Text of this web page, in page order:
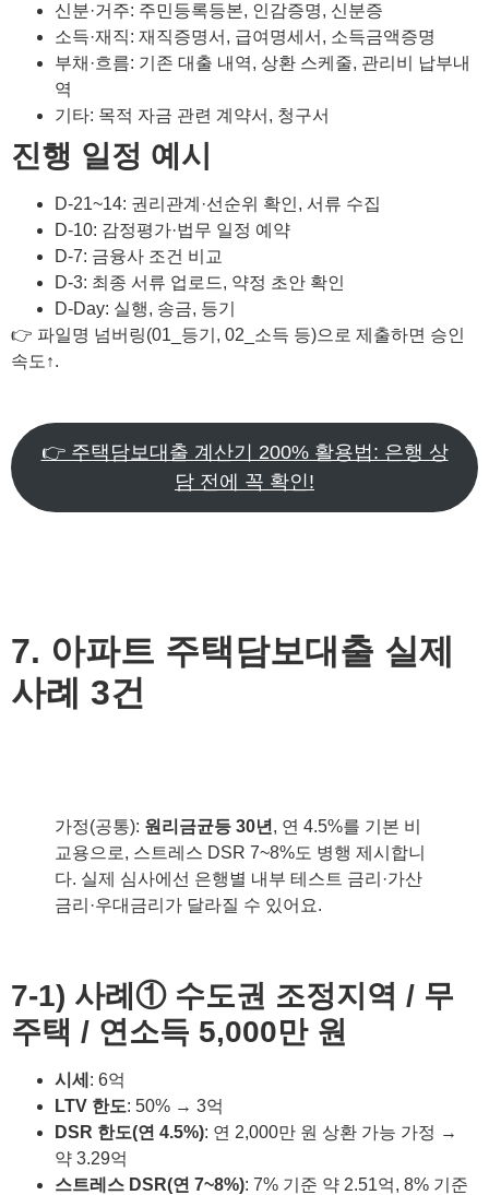
신분·거주: 주민등록등본, 인감증명, 신분증
소득·재직: 재직증명서, 급여명세서, 소득금액증명
부채·흐름: 기존 대출 내역, 상환 스케줄, 관리비 납부내
역
기타: 목적 자금 관련 계약서, 청구서
진행 일정 예시
D-21~14: 권리관계·선순위 확인, 서류 수집
D-10: 감정평가·법무 일정 예약
D-7: 금융사 조건 비교
D-3: 최종 서류 업로드, 약정 초안 확인
D-Day: 실행, 송금, 등기
👉 파일명 넘버링(01_등기, 02_소득 등)으로 제출하면 승인
속도↑.
👉 주택담보대출 계산기 200% 활용법: 은행 상
담 전에 꼭 확인!
7. 아파트 주택담보대출 실제
사례 3건
가정(공통): 원리금균등 30년 , 연 4.5%를 기본 비
교용으로, 스트레스 DSR 7~8%도 병행 제시합니
다. 실제 심사에선 은행별 내부 테스트 금리·가산
금리·우대금리가 달라질 수 있어요.
7-1) 사례① 수도권 조정지역 / 무
주택 / 연소득 5,000만 원
시세 : 6억
LTV 한도: 50% → 3억
DSR 한도(연 4.5%): 연 2,000만 원 상환 가능 가정 →
약 3.29억
스트레스 DSR(연 7~8%): 7% 기준 약 2.51억, 8% 기준